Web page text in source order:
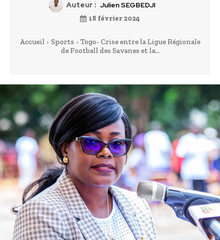
Auteur : Julien SEGBEDJI
18 février 2024
Accueil Sports
Togo- Crise entre la Ligue Régionale
de Football des Savanes et la...